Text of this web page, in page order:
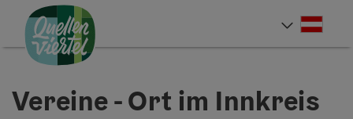
Zum Inhalt
Zur Navigation
Zum Seitenanfang
Vereine - Ort im Innkreis